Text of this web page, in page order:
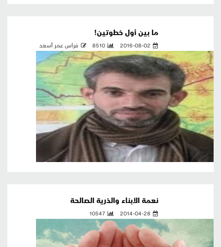
ما بين أول خطوتين!
2016-08-02
8510 فراس عمر أسعد
نعمة الأبناء والذرية الصالحة
2014-04-28
10547